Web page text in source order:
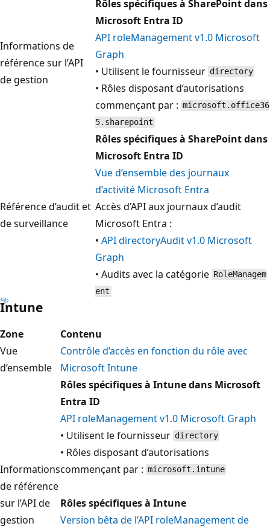
Informations de
référence sur l’API
de gestion
Rôles spécifiques à SharePoint dans
Microsoft Entra ID
API roleManagement v1.0 Microsoft
Graph
• Utilisent le fournisseur directory
• Rôles disposant d’autorisations
commençant par : microsoft.office36
5.sharepoint
Référence d’audit et
de surveillance
Rôles spécifiques à SharePoint dans
Microsoft Entra ID
Vue d’ensemble des journaux
d’activité Microsoft Entra
Accès d’API aux journaux d’audit
Microsoft Entra :
• API directoryAudit v1.0 Microsoft
Graph
• Audits avec la catégorie RoleManagem
ent
Intune
Zone
Contenu
Vue
d’ensemble
Contrôle d’accès en fonction du rôle avec
Microsoft Intune
Informations
de référence
sur l’API de
gestion
Rôles spécifiques à Intune dans Microsoft
Entra ID
API roleManagement v1.0 Microsoft Graph
• Utilisent le fournisseur directory
• Rôles disposant d’autorisations
commençant par : microsoft.intune
Rôles spécifiques à Intune
Version bêta de l’API roleManagement de